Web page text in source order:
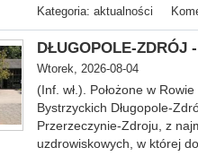
Kategoria: aktualności
DŁUGOPOLE-
Wtorek, 2026-08-04
(Inf. wł.). Położone w
Bystrzyckich Długopole-
Przerzeczynie-Zdroju, z
uzdrowiskowych, w której